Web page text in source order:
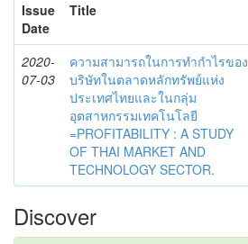
Issue
Date
Title
2020-
07-03
ความสามารถในการทำกำไรของ
บริษัทในตลาดหลักทรัพย์แห่ง
ประเทศไทยและในกลุ่ม
อุตสาหกรรมเทคโนโลยี
=PROFITABILITY : A STUDY
OF THAI MARKET AND
TECHNOLOGY SECTOR.
Discover